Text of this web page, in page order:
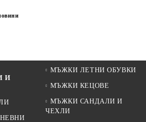
И
МЪЖКИ ЛЕТНИ ОБУВКИ
МЪЖКИ КЕЦОВЕ
МЪЖКИ САНДАЛИ И
ЧЕХЛИ